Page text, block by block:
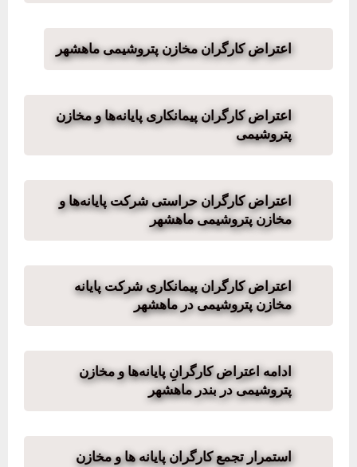
اعتراض کارگران مخازن پتروشیمی ماهشهر
اعتراض کارگران پیمانکاری پایانه‌ها و مخازن
پتروشیمی
اعتراض کارگران حراستی شرکت پایانه‌ها و
مخازن پتروشیمی ماهشهر
اعتراض کارگران پیمانکاری شرکت پایانه
مخازن پتروشیمی در ماهشهر
ادامه اعتراض کارگرانِ پایانه‌ها و مخازن
پتروشیمی در بندر ماهشهر
استمرار تجمع کارگران پایانه ها و مخازن